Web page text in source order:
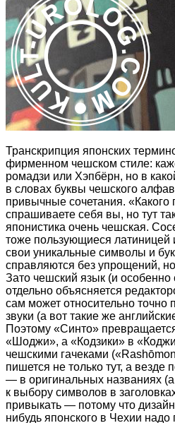
Транскрипция японских
фирменном чешском стиле:
ромадзи или Хэпбёрн, но в
в словах буквы чешского
привычные сочетания.
спрашиваете себя вы, но тут
японистика очень чешская.
тоже пользующиеся
свои уникальные символы и
справляются без упрощений,
Зато чешский язык (и особенно
отдельно объясняется
сам может относительно точно
звуки (а вот такие же
Поэтому «Синто»
«Шоджи», а «Кодзики» в
чешскими гачеками
пишется не только тут, а
— в оригинальных названиях (а
к выбору символов в
привыкать — потому что
нибудь японского в Чехии надо